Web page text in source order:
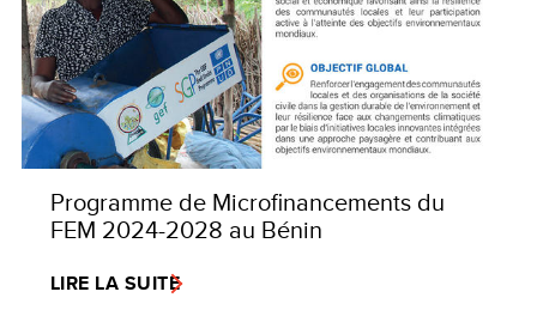
Programme de Microfinancements du
FEM 2024-2028 au Bénin
LIRE LA SUITE